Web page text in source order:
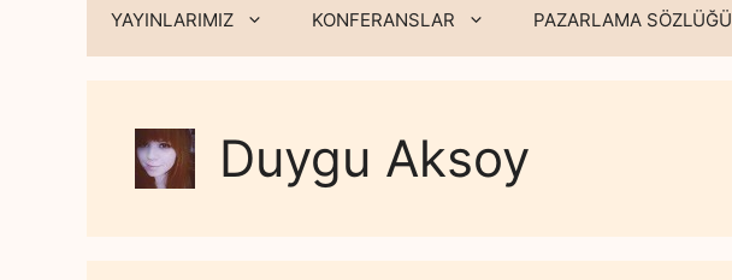
YAYINLARIMIZ KONFERANSLAR PAZARLAMA SÖZLÜĞÜ
Duygu Aksoy